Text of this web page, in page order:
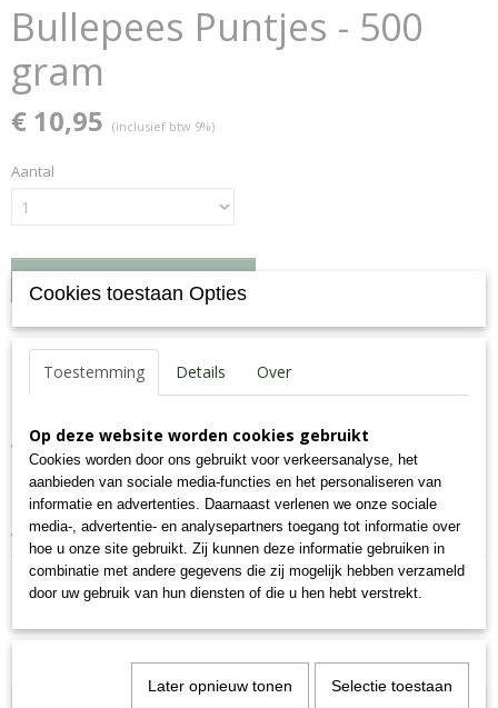
Bullepees Puntjes - 500
gram
€ 10,95 (inclusief btw 9%)
Aantal
Specificaties
Productcode
EAN code
7,09E+12
Productcode leverancier
74-K
Bruto gewicht
0,51 Kg
Omschrijving
Aanvullend diervoeder voor honden
Analyse: eiwit 84%, vet 3%, as 3%, vocht 10%.
Ook interessant
Cookies toestaan Opties
Toestemming Details Over
Op deze website worden cookies gebruikt
Cookies worden door ons gebruikt voor verkeersanalyse, het
aanbieden van sociale media-functies en het personaliseren van
informatie en advertenties. Daarnaast verlenen we onze sociale
media-, advertentie- en analysepartners toegang tot informatie over
hoe u onze site gebruikt. Zij kunnen deze informatie gebruiken in
combinatie met andere gegevens die zij mogelijk hebben verzameld
door uw gebruik van hun diensten of die u hen hebt verstrekt.
Later opnieuw tonen Selectie toestaan